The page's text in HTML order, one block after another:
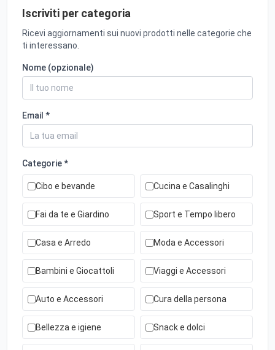
Iscriviti per categoria
Ricevi aggiornamenti sui nuovi prodotti nelle categorie che
ti interessano.
Nome (opzionale)
Email *
Categorie *
Cibo e bevande Cucina e Casalinghi
Fai da te e Giardino Sport e Tempo libero
Casa e Arredo Moda e Accessori
Bambini e Giocattoli Viaggi e Accessori
Auto e Accessori Cura della persona
Bellezza e igiene Snack e dolci